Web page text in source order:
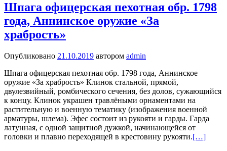
Шпага офицерская пехотная обр. 1798
года, Аннинское оружие «За
храбрость»
Опубликовано 21.10.2019 автором admin
Шпага офицерская пехотная обр. 1798 года, Аннинское
оружие «За храбрость» Клинок стальной, прямой,
двулезвийный, ромбического сечения, без долов, сужающийся
к концу. Клинок украшен травлёными орнаментами на
растительную и военную тематику (изображения военной
арматуры, шлема). Эфес состоит из рукояти и гарды. Гарда
латунная, с одной защитной дужкой, начинающейся от
головки и плавно переходящей в крестовину рукояти.[…]